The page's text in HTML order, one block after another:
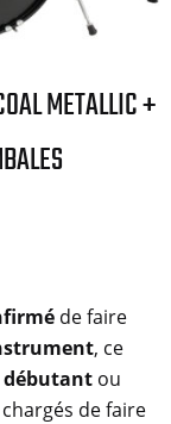
METALLIC +
de faire
, ce
débutant ou
de faire